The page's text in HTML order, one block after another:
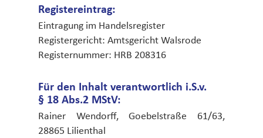
Registereintrag:
Eintragung im Handelsregister
Registergericht: Amtsgericht Walsrode
Registernummer: HRB 208316
Für den Inhalt verantwortlich i.S.v.
§ 18 Abs.2 MStV:
Rainer Wendorff, Goebelstraße 61/63,
28865 Lilienthal